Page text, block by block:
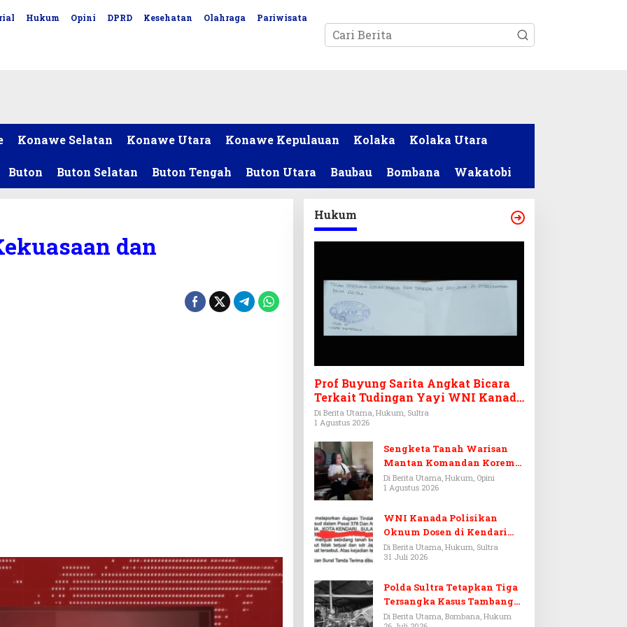
Hukum Opini DPRD Kesehatan Olahraga Pariwisata
Konawe Selatan Konawe Utara Konawe Kepulauan Kolaka Kolaka Utara
Buton Buton Selatan Buton Tengah Buton Utara Baubau Bombana Wakatobi
dan
Hukum
Prof Buyung Sarita Angkat Bicara
Terkait Tudingan Yayi WNI Kanada
Ditagih Utang Rp3,6 Miliar
Di Berita Utama, Hukum, Sultra
1 Agustus 2026
Sengketa Tanah Warisan
Mantan Komandan Korem
143/HO, Ketika Warisan
Menjadi Arena Pemerasan
Di Berita Utama, Hukum, Opini
1 Agustus 2026
WNI Kanada Polisikan
Oknum Dosen di Kendari
Terkait Aset Puluhan Miliar
Di Berita Utama, Hukum, Sultra
31 Juli 2026
Polda Sultra Tetapkan Tiga
Tersangka Kasus Tambang
Emas Ilegal di Bombana
Di Berita Utama, Bombana, Hukum